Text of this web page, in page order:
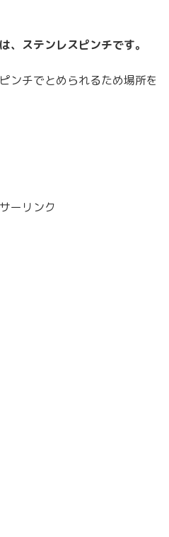
、ステンレスピンチです。
ンチでとめられるため場所を
ーリンク